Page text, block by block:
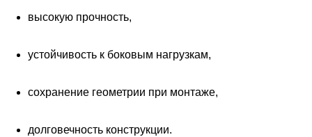
высокую прочность,
устойчивость к боковым нагрузкам,
сохранение геометрии при монтаже,
долговечность конструкции.